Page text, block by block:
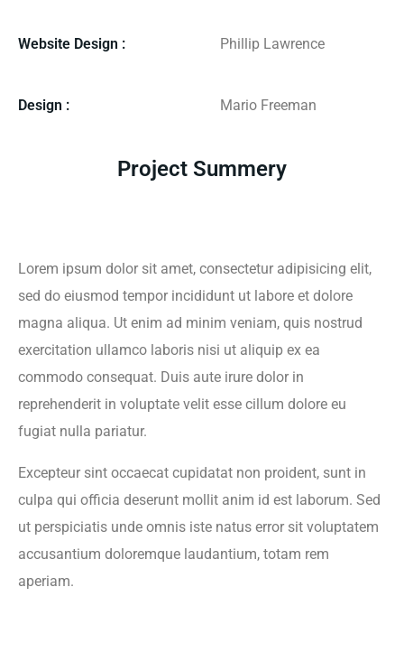
Website Design :
Design :
Phillip Lawrence
Mario Freeman
Project Summery
Lorem ipsum dolor sit amet, consectetur adipisicing elit,
sed do eiusmod tempor incididunt ut labore et dolore
magna aliqua. Ut enim ad minim veniam, quis nostrud
exercitation ullamco laboris nisi ut aliquip ex ea
commodo consequat. Duis aute irure dolor in
reprehenderit in voluptate velit esse cillum dolore eu
fugiat nulla pariatur.
Excepteur sint occaecat cupidatat non proident, sunt in
culpa qui officia deserunt mollit anim id est laborum. Sed
ut perspiciatis unde omnis iste natus error sit voluptatem
accusantium doloremque laudantium, totam rem
aperiam.